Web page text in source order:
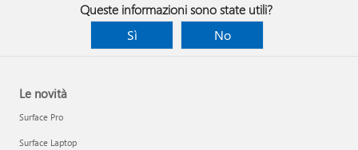
Queste informazioni sono state utili?
Sì
No
Le novità
Surface Pro
Surface Laptop